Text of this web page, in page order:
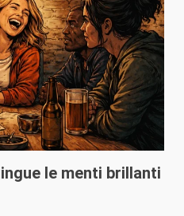
le menti brillanti